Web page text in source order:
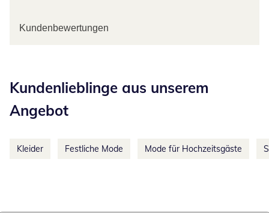
Kundenbewertungen
Kundenlieblinge aus unserem
Angebot
Kleider Festliche Mode Mode für Hochzeitsgäste